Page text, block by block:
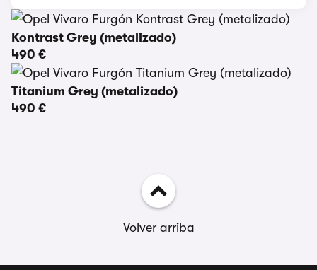
Kontrast Grey (metalizado)
490 €
Titanium Grey (metalizado)
490 €
Volver arriba